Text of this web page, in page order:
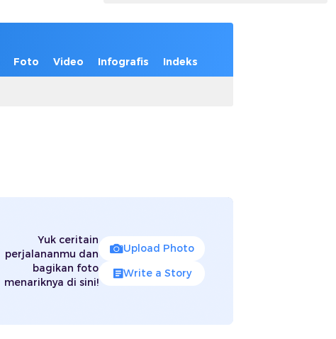
Foto Video Infografis Indeks
Yuk ceritain
perjalananmu dan
bagikan foto
menariknya di sini!
Upload Photo
Write a Story